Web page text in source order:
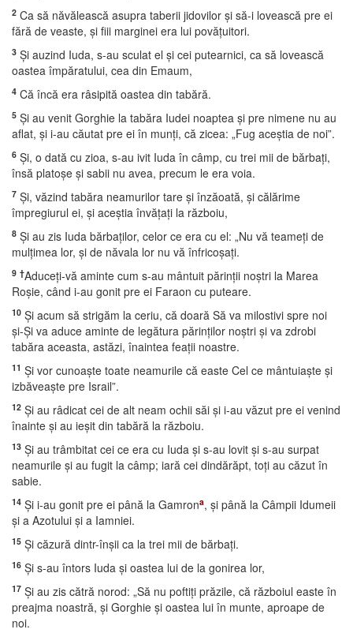
2 Ca să năvălească asupra taberii jidovilor şi să-i lovească pre ei
fără de veaste, şi fiii marginei era lui povăţuitori.
3 Şi auzind Iuda, s-au sculat el şi cei putearnici, ca să lovească
oastea împăratului, cea din Emaum,
4 Că încă era râsipită oastea din tabără.
5 Şi au venit Gorghie la tabăra Iudei noaptea şi pre nimene nu au
aflat, şi i-au căutat pre ei în munţi, că zicea: „Fug aceştia de noi”.
6 Şi, o dată cu zioa, s-au ivit Iuda în câmp, cu trei mii de bărbaţi,
însă platoşe şi sabii nu avea, precum le era voia.
7 Şi, văzind tabăra neamurilor tare şi înzăoată, şi călărime
împregiurul ei, şi aceştia învăţaţi la războiu,
8 Şi au zis Iuda bărbaţilor, celor ce era cu el: „Nu vă teameţi de
mulţimea lor, şi de năvala lor nu vă înfricoşaţi.
9 †Aduceţi-vă aminte cum s-au mântuit părinţii noştri la Marea
Roşie, când i-au gonit pre ei Faraon cu puteare.
10 Şi acum să strigăm la ceriu, că doară Să va milostivi spre noi
şi-Şi va aduce aminte de legătura părinţilor noştri şi va zdrobi
tabăra aceasta, astăzi, înaintea feaţii noastre.
11 Şi vor cunoaşte toate neamurile că easte Cel ce mântuiaşte şi
izbăveaşte pre Israil”.
12 Şi au râdicat cei de alt neam ochii săi şi i-au văzut pre ei venind
înainte şi au ieşit din tabără la războiu.
13 Şi au trâmbitat cei ce era cu Iuda şi s-au lovit şi s-au surpat
neamurile şi au fugit la câmp; iară cei dindărăpt, toţi au căzut în
sabie.
14 Şi i-au gonit pre ei până la Gamrona, şi până la Câmpii Idumeii
şi a Azotului şi a Iamniei.
15 Şi căzură dintr-înşii ca la trei mii de bărbaţi.
16 Şi s-au întors Iuda şi oastea lui de la gonirea lor,
17 Şi au zis cătră norod: „Să nu poftiţi prăzile, că războiul easte în
preajma noastră, şi Gorghie şi oastea lui în munte, aproape de
noi.